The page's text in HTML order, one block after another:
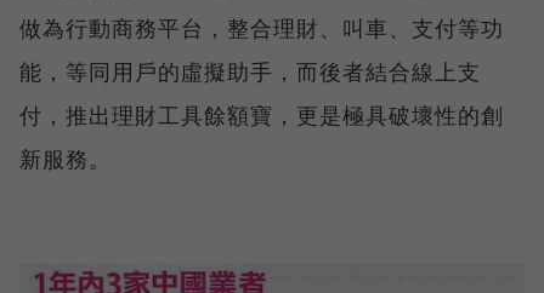
做為行動商務平台，整合理財、叫車、支付等功
能，等同用戶的虛擬助手，而後者結合線上支
付，推出理財工具餘額寶，更是極具破壞性的創
新服務。